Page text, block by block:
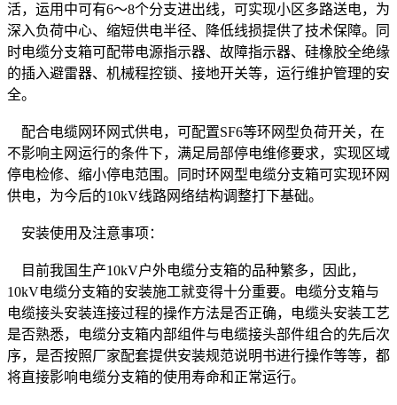
活，运用中可有6～8个分支进出线，可实现小区多路送电，为
深入负荷中心、缩短供电半径、降低线损提供了技术保障。同
时电缆分支箱可配带电源指示器、故障指示器、硅橡胶全绝缘
的插入避雷器、机械程控锁、接地开关等，运行维护管理的安
全。
配合电缆网环网式供电，可配置SF6等环网型负荷开关，在
不影响主网运行的条件下，满足局部停电维修要求，实现区域
停电检修、缩小停电范围。同时环网型电缆分支箱可实现环网
供电，为今后的10kV线路网络结构调整打下基础。
安装使用及注意事项：
目前我国生产10kV户外电缆分支箱的品种繁多，因此，
10kV电缆分支箱的安装施工就变得十分重要。电缆分支箱与
电缆接头安装连接过程的操作方法是否正确，电缆头安装工艺
是否熟悉，电缆分支箱内部组件与电缆接头部件组合的先后次
序，是否按照厂家配套提供安装规范说明书进行操作等等，都
将直接影响电缆分支箱的使用寿命和正常运行。